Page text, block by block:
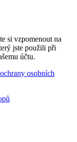
si vzpomenout na
jste použili při
účtu.
osobních